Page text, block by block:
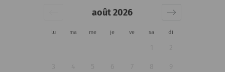
lu ma me je ve sa di
août 2026